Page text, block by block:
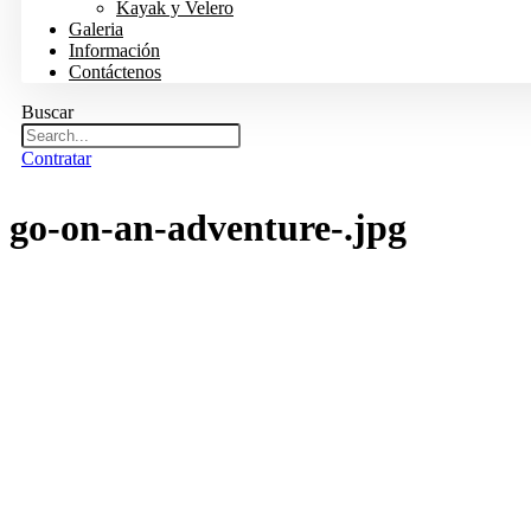
Kayak y Velero
Galeria
Información
Contáctenos
Buscar
Contratar
go-on-an-adventure-.jpg